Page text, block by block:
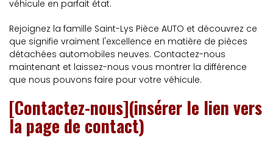
véhicule en parfait état.
Rejoignez la famille Saint-Lys Pièce AUTO et découvrez ce
que signifie vraiment l'excellence en matière de pièces
détachées automobiles neuves. Contactez-nous
maintenant et laissez-nous vous montrer la différence
que nous pouvons faire pour votre véhicule.
[Contactez-nous](insérer le lien vers
la page de contact)